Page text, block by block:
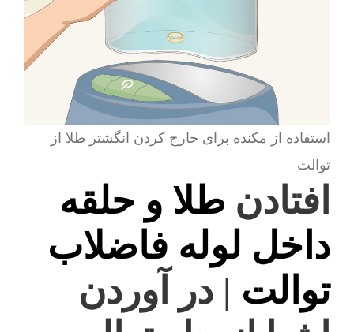
استفاده از مکنده برای خارج کردن انگشتر طلا از
توالت
افتادن طلا و حلقه
داخل لوله فاضلاب
توالت | در آوردن